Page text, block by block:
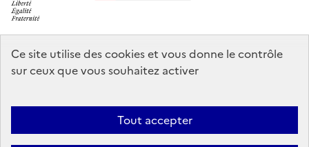
Ce site utilise des cookies et vous donne le contrôle
sur ceux que vous souhaitez activer
Tout accepter
education.gouv.fr
enseignementsup-recherche.gouv.fr